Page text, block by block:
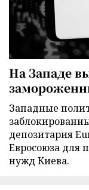
На Западе
Западные
депозитария
Евросоюза для
нужд Киева.